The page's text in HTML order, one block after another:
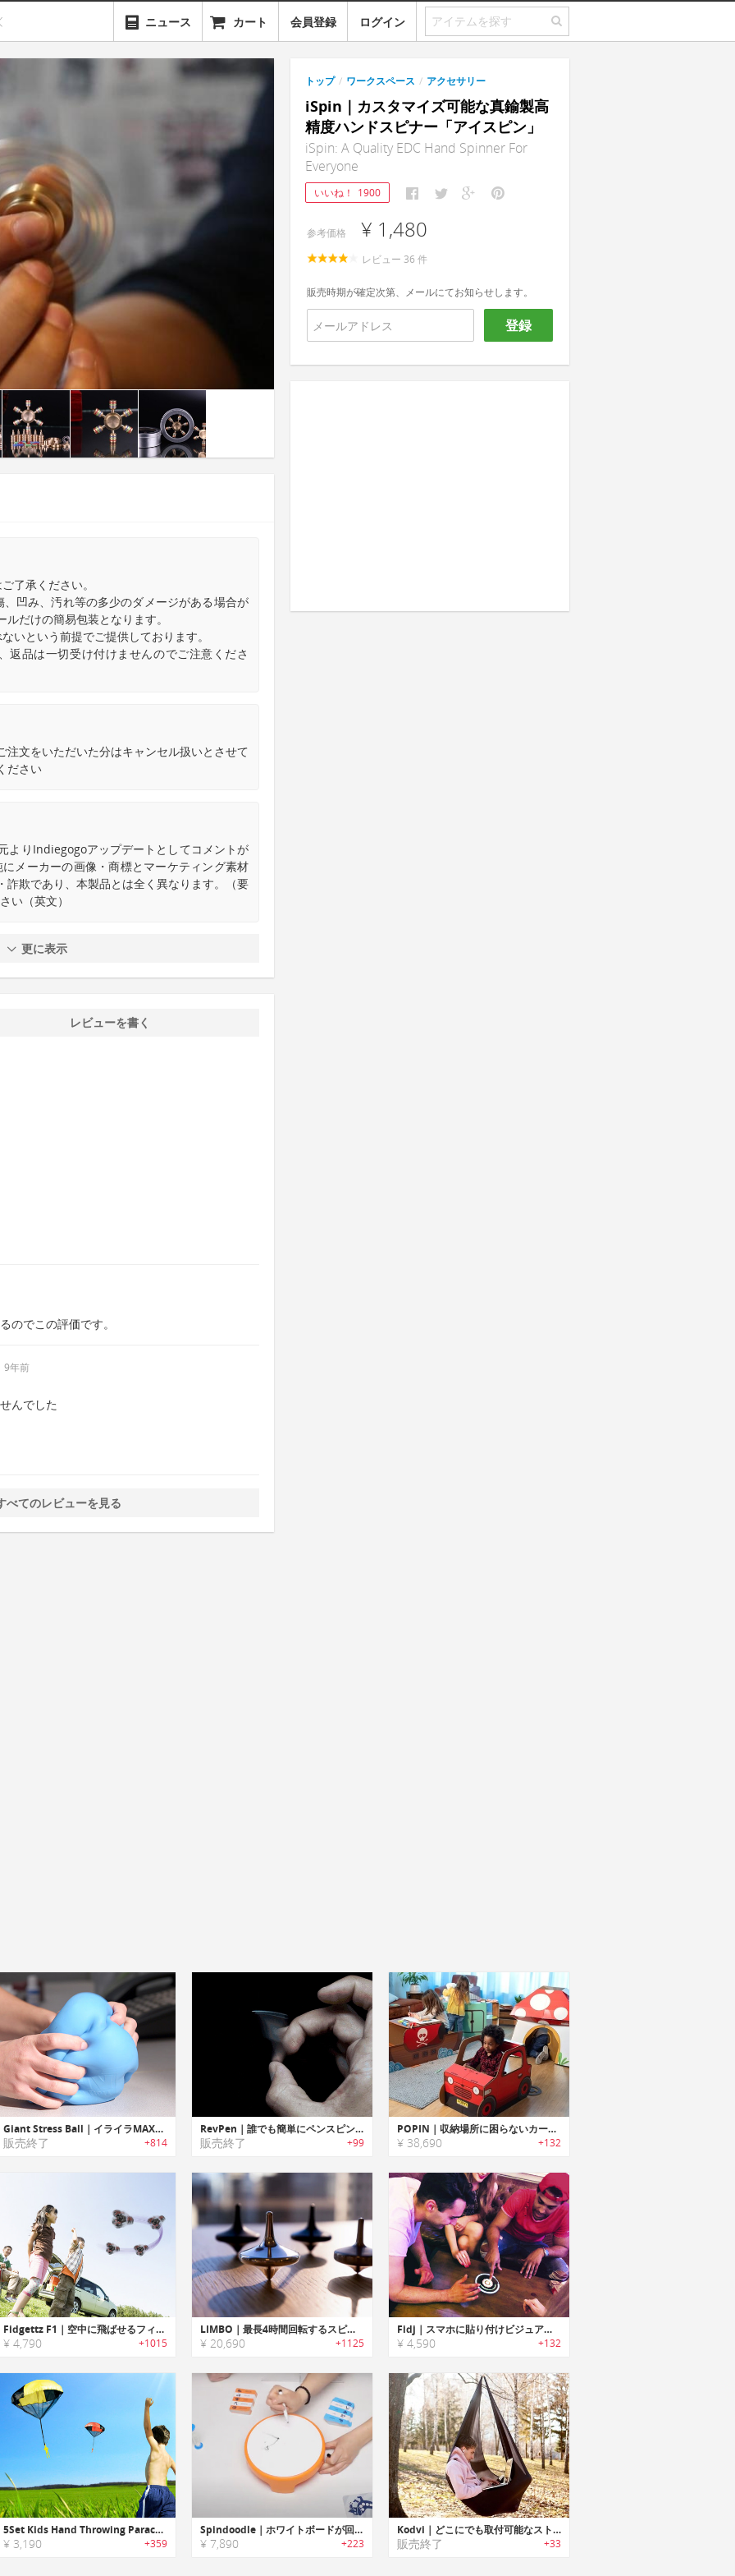
ニュース カート 会員登録 ログイン
了承ください。
凹み、汚れ等の多少のダメージがある場合が
だけの簡易包装となります。
いという前提でご提供しております。
返品は一切受け付けませんのでご注意くださ
注文をいただいた分はキャンセル扱いとさせて
ださい
よりIndiegogoアップデートとしてコメントが
メーカーの画像・商標とマーケティング素材
詐欺であり、本製品とは全く異なります。（要
い（英文）
更に表示
レビューを書く
のでこの評価です。
9年前
んでした
てのレビューを見る
トップ / ワークスペース / アクセサリー
iSpin｜カスタマイズ可能な真鍮製高
精度ハンドスピナー「アイスピン」
iSpin: A Quality EDC Hand Spinner For
Everyone
いいね！ 1900
参考価格 ¥ 1,480
レビュー 36 件
販売時期が確定次第、メールにてお知らせします。
登録
Giant Stress Ball｜イライラMAXも解消できるジャイアントサイズストレスボール
販売終了 +814
RevPen｜誰でも簡単にペンスピン可能なアクションペン「レブペン」
販売終了 +99
POPIN｜収納場所に困らないカードボード製折りたたみプレイグラウンド「ポピン」
¥ 38,690 +132
Fidgettz F1｜空中に飛ばせるフィジェットスピナー「フィジェッツF1」
¥ 4,790 +1015
LIMBO｜最長4時間回転するスピニングトップ「リンボ」
¥ 20,690 +1125
Fidj｜スマホに貼り付けビジュアルエフェクトも楽しめるスピニングガジェット「フィジー」
¥ 4,590 +132
5Set Kids Hand Throwing Parachute Toy For Childrens
¥ 3,190 +359
Spindoodle｜ホワイトボードが回転する高難易度ドローイングゲーム
¥ 7,890 +223
Kodvi｜どこにでも取付可能なストレッチファブリック製スイング「コッドヴィ」
販売終了 +33